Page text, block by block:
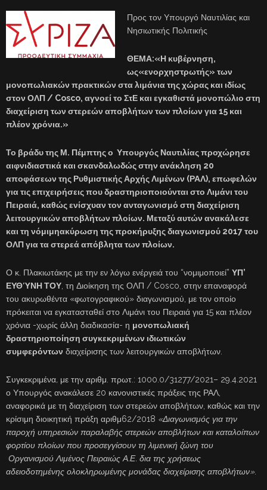
Προς τον Υπουργό Ναυτιλίας και
Νησιωτικής Πολιτικής
ΘΕΜΑ:«Η κυβέρνηση,
ως«ενορχηστρωτής» των
μονοπωλιακών πρακτικών στα λιμάνια της χώρας και ιδίως
στον ΟΛΠ / Cosco, αγνοεί το ΣτΕ και εγκαθιστά μονοπώλιο στη
διαχείριση των στερεών αποβλήτων των πλοίων για 15 και
πλέον χρόνια.»
Το βράδυ της Μ. Πέμπτης ο Υπουργός Ναυτιλίας προχώρησε
αιφνιδιαστικά και σκανδαλωδώς στην ανάκληση 20
αποφάσεων της Ρυθμιστικής Αρχής Λιμένων (ΡΑΛ), επωφελών
για τις επιχειρήσεις που δραστηριοποιούνται στο Λιμάνι του
Πειραιά, καθώς ενίσχυαν τον ανταγωνισμό στη διαχείριση
λειτουργικών αποβλήτων πλοίων. Μεταξύ αυτών ανακάλεσε
και τη νόμιμηακύρωση της προκήρυξης διαγωνισμού 2017 του
ΟΛΠ για τα στερεά απόβλητα των πλοίων.
Ο κ. Πλακιωτάκης με την εν λόγω ενέργειά του “νομιμοποιεί” ΥΠ’
ΕΥΘΎΝΗ ΤΟΥ , τη Διοίκηση της ΟΛΠ / Cosco, στην επαναφορά
του ακυρωθέντα «φωτογραφικού» διαγωνισμού, με τον οποίο
πρόκειται να εγκατασταθεί στο Λιμάνι του Πειραιά για 15 και πλέον
χρόνια -χωρίς άλλη διαδικασία- η μονοπωλιακή
δραστηριοποίηση συγκεκριμένων ιδιωτικών
συμφερόντων διαχείρισης των λειτουργικών αποβλήτων.
Συγκεκριμένα, με την αριθμ. πρωτ.: 1000.0/31277/2021– 29.4.2021
ο Υπουργός ανακάλεσε 20 κανονιστικές πράξεις της ΡΑΛ,
αναφορικά με τη διαχείριση των στερεών αποβλήτων, καθώς και την
κρίσιμη διοικητική πράξη αριθμ62/2018 «Διαγωνισμός για την
παροχή υπηρεσιών παραλαβής στερεών αποβλήτων και καταλοίπων
φορτίου πλοίων που προσεγγίσουν τη λιμενική ζώνη του
Οργανισμού Λιμένος Πειραιώς Α.Ε. δια της χρήσεως
αδειοδοτημένης ολοκληρωμένης μονάδας διαχείρισης αποβλήτων».